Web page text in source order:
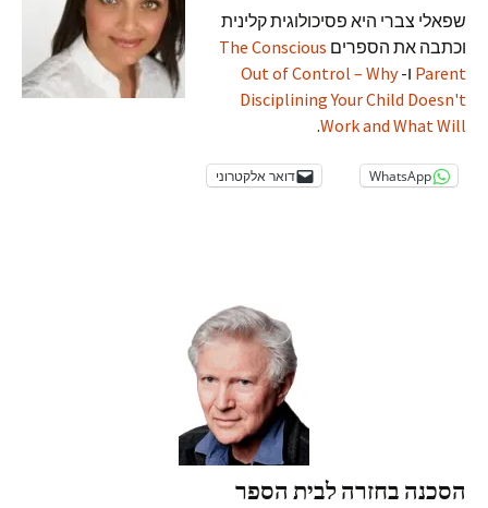
שפאלי צברי היא פסיכולוגית קלינית
וכתבה את הספרים The Conscious
Parent ו-Out of Control – Why
Disciplining Your Child Doesn't
Work and What Will
.
WhatsApp דואר אלקטרוני
הסכנה בחזרה לבית הספר